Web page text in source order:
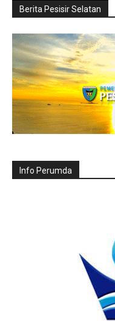
Berita Pesisir Selatan
Info Perumda